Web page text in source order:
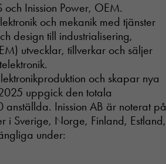
Inission Power, OEM.
och mekanik med tjänster
design till industrialisering,
utvecklar, tillverkar och säljer
och skapar nya
uppgick den totala
Inission AB är noterat på
i Sverige, Norge, Finland, Estland,
under: